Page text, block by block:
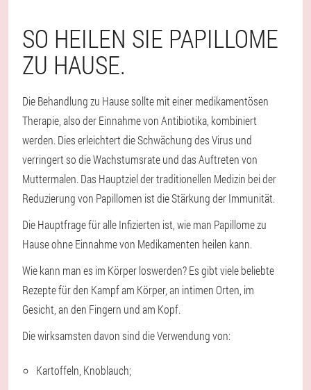
SO HEILEN SIE PAPILLOME
ZU HAUSE.
Die Behandlung zu Hause sollte mit einer medikamentösen
Therapie, also der Einnahme von Antibiotika, kombiniert
werden. Dies erleichtert die Schwächung des Virus und
verringert so die Wachstumsrate und das Auftreten von
Muttermalen. Das Hauptziel der traditionellen Medizin bei der
Reduzierung von Papillomen ist die Stärkung der Immunität.
Die Hauptfrage für alle Infizierten ist, wie man Papillome zu
Hause ohne Einnahme von Medikamenten heilen kann.
Wie kann man es im Körper loswerden? Es gibt viele beliebte
Rezepte für den Kampf am Körper, an intimen Orten, im
Gesicht, an den Fingern und am Kopf.
Die wirksamsten davon sind die Verwendung von:
Kartoffeln, Knoblauch;